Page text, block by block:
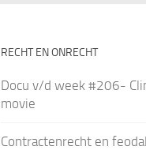
RECHT EN ONRECHT
Docu v/d week #206-
movie
Contractenrecht en